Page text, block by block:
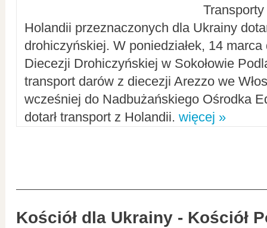
Holandii przeznaczonych dla Ukrainy
drohiczyńskiej. W poniedziałek, 14
Diecezji Drohiczyńskiej w Sokołowie
transport darów z diecezji Arezzo we
wcześniej do Nadbużańskiego Ośrodka
dotarł transport z Holandii. więcej »
Kościół dla Ukrainy - Kościół